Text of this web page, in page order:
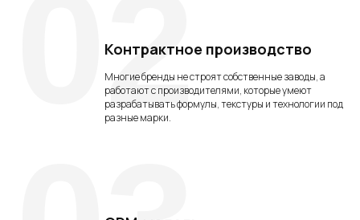
Контрактное производство
Многие бренды не строят собственные заводы, а
работают с производителями, которые умеют
разрабатывать формулы, текстуры и технологии под
разные марки.
02